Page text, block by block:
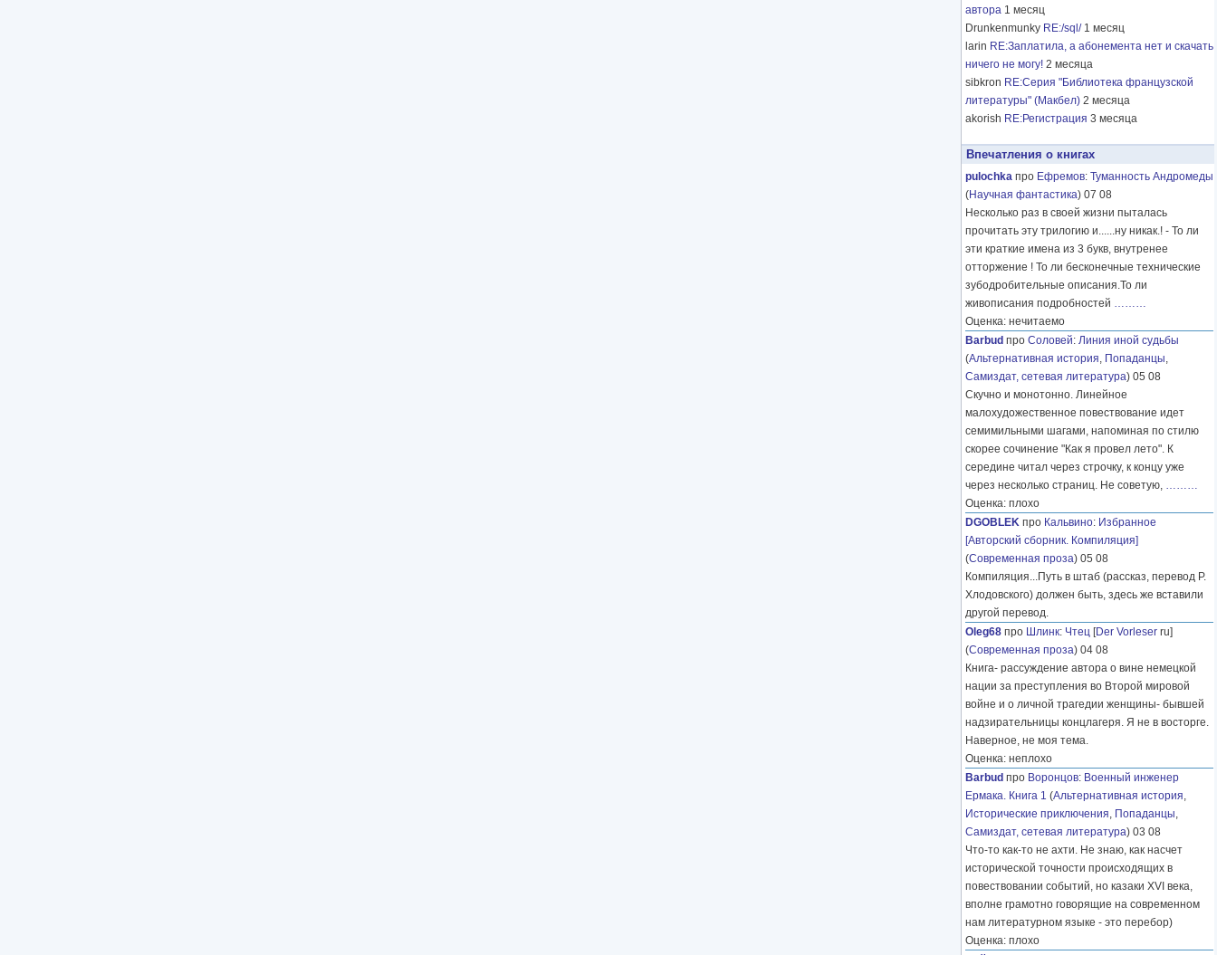
автора 1 месяц
Drunkenmunky RE:/sql/ 1 месяц
larin RE:Заплатила, а абонемента нет и скачать
ничего не могу! 2 месяца
sibkron RE:Серия "Библиотека французской
литературы" (Макбел) 2 месяца
akorish RE:Регистрация 3 месяца
Впечатления о книгах
pulochka про Ефремов: Туманность Андромеды
(Научная фантастика) 07 08
Несколько раз в своей жизни пыталась
прочитать эту трилогию и......ну никак.! - То ли
эти краткие имена из 3 букв, внутренее
отторжение ! То ли бесконечные технические
зубодробительные описания.То ли
живописания подробностей ………
Оценка: нечитаемо
Barbud про Соловей: Линия иной судьбы
(Альтернативная история, Попаданцы,
Самиздат, сетевая литература) 05 08
Скучно и монотонно. Линейное
малохудожественное повествование идет
семимильными шагами, напоминая по стилю
скорее сочинение "Как я провел лето". К
середине читал через строчку, к концу уже
через несколько страниц. Не советую, ………
Оценка: плохо
DGOBLEK про Кальвино: Избранное
[Авторский сборник. Компиляция]
(Современная проза) 05 08
Компиляция...Путь в штаб (рассказ, перевод Р.
Хлодовского) должен быть, здесь же вставили
другой перевод.
Oleg68 про Шлинк: Чтец [Der Vorleser ru]
(Современная проза) 04 08
Книга- рассуждение автора о вине немецкой
нации за преступления во Второй мировой
войне и о личной трагедии женщины- бывшей
надзирательницы концлагеря. Я не в восторге.
Наверное, не моя тема.
Оценка: неплохо
Barbud про Воронцов: Военный инженер
Ермака. Книга 1 (Альтернативная история,
Исторические приключения, Попаданцы,
Самиздат, сетевая литература) 03 08
Что-то как-то не ахти. Не знаю, как насчет
исторической точности происходящих в
повествовании событий, но казаки XVI века,
вполне грамотно говорящие на современном
нам литературном языке - это перебор)
Оценка: плохо